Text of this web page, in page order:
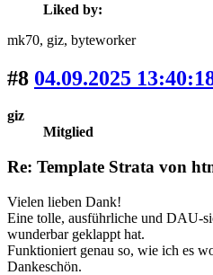
Liked by:
mk70, giz, byteworker
#8 04.09.2025
giz
Mitglied
Re: Template Strata von
Vielen lieben Dank!
Eine tolle, ausführliche und DAU-
wunderbar geklappt hat.
Funktioniert genau so, wie ich es
Dankeschön.